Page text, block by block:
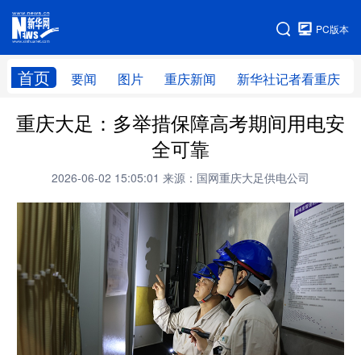
PC版本
首页 要闻 图片 重庆新闻 新华社记者看重庆
网站地图
重庆大足：多举措保障高考期间用电安
全可靠
2026-06-02 15:05:01 来源：国网重庆大足供电公司